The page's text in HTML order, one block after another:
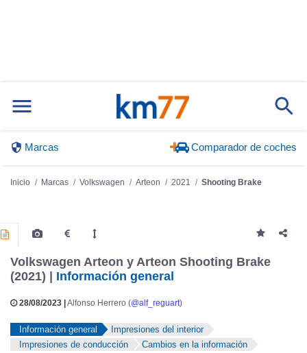
Marcas Comparador de coches
Inicio Marcas Volkswagen Arteon 2021 Shooting Brake
Volkswagen Arteon y Arteon Shooting Brake
(2021) | Información general
28/08/2023 | Alfonso Herrero (@alf_reguart)
Información general
Impresiones del interior
Impresiones de conducción
Cambios en la información